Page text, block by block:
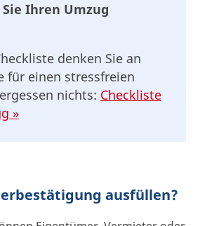
Ihren Umzug
denken Sie an
für einen stressfreien
nichts: Checkliste
»
ausfüllen?